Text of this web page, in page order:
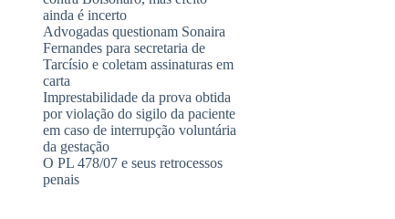
ainda é incerto
Advogadas questionam Sonaira
Fernandes para secretaria de
Tarcísio e coletam assinaturas em
carta
Imprestabilidade da prova obtida
por violação do sigilo da paciente
em caso de interrupção voluntária
da gestação
O PL 478/07 e seus retrocessos
penais